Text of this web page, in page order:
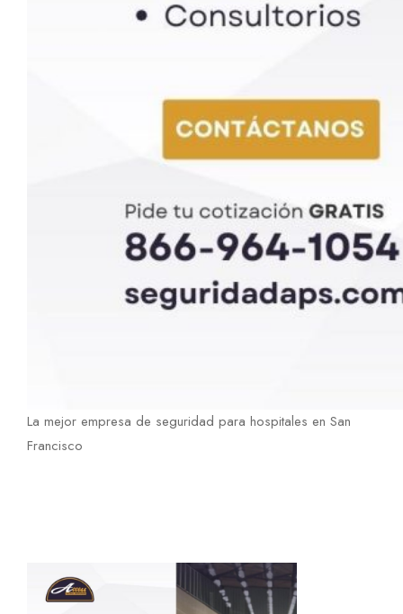
La mejor empresa de seguridad para hospitales en San
Francisco